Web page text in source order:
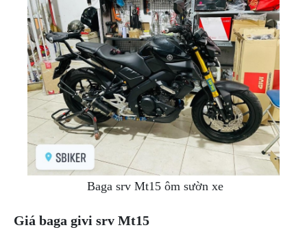
Baga srv Mt15 ôm sườn xe
Giá baga givi srv Mt15